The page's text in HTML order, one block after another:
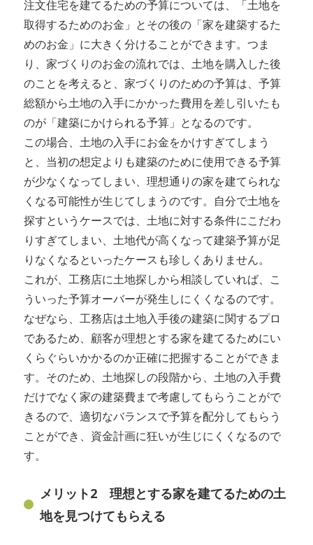
注文住宅を建てるための予算については、「土地を
取得するためのお金」とその後の「家を建築するた
めのお金」に大きく分けることができます。つま
り、家づくりのお金の流れでは、土地を購入した後
のことを考えると、家づくりのための予算は、予算
総額から土地の入手にかかった費用を差し引いたも
のが「建築にかけられる予算」となるのです。
この場合、土地の入手にお金をかけすぎてしまう
と、当初の想定よりも建築のために使用できる予算
が少なくなってしまい、理想通りの家を建てられな
くなる可能性が生じてしまうのです。自分で土地を
探すというケースでは、土地に対する条件にこだわ
りすぎてしまい、土地代が高くなって建築予算が足
りなくなるといったケースも珍しくありません。
これが、工務店に土地探しから相談していれば、こ
ういった予算オーバーが発生しにくくなるのです。
なぜなら、工務店は土地入手後の建築に関するプロ
であるため、顧客が理想とする家を建てるためにい
くらぐらいかかるのか正確に把握することができま
す。そのため、土地探しの段階から、土地の入手費
だけでなく家の建築費まで考慮してもらうことがで
きるので、適切なバランスで予算を配分してもらう
ことができ、資金計画に狂いが生じにくくなるので
す。
メリット2 理想とする家を建てるための土
地を見つけてもらえる